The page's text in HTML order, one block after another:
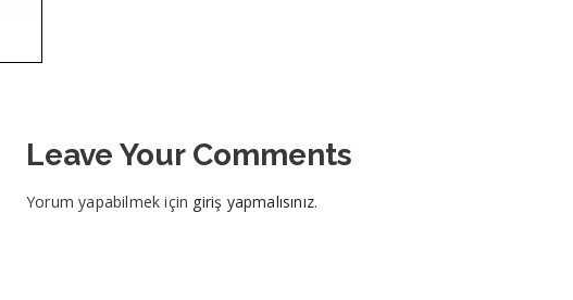
Leave Your Comments
Yorum yapabilmek için giriş yapmalısınız.